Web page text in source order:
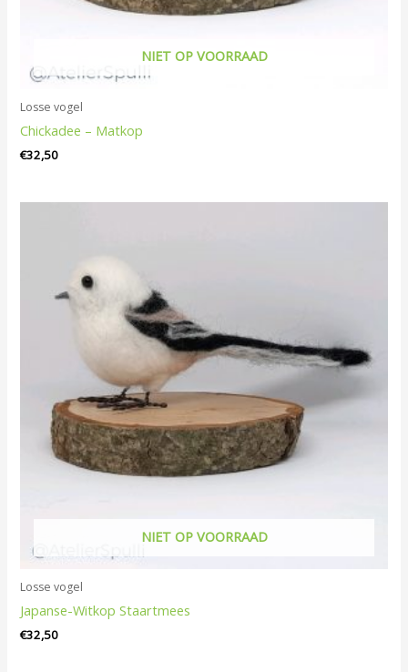
NIET OP VOORRAAD
Losse vogel
Chickadee – Matkop
€32,50
NIET OP VOORRAAD
Losse vogel
Japanse-Witkop Staartmees
€32,50